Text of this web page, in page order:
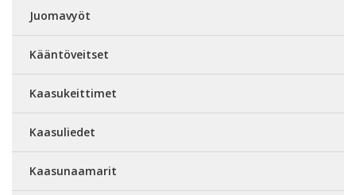
Juomavyöt
Kääntöveitset
Kaasukeittimet
Kaasuliedet
Kaasunaamarit